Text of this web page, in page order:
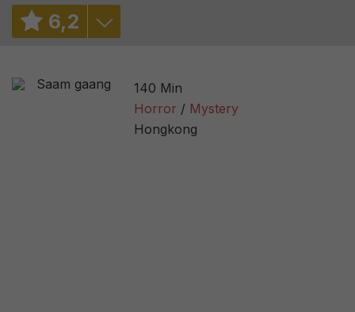
6,2
3,1/ 69
140 Min
Horror
Mystery
Hongkong